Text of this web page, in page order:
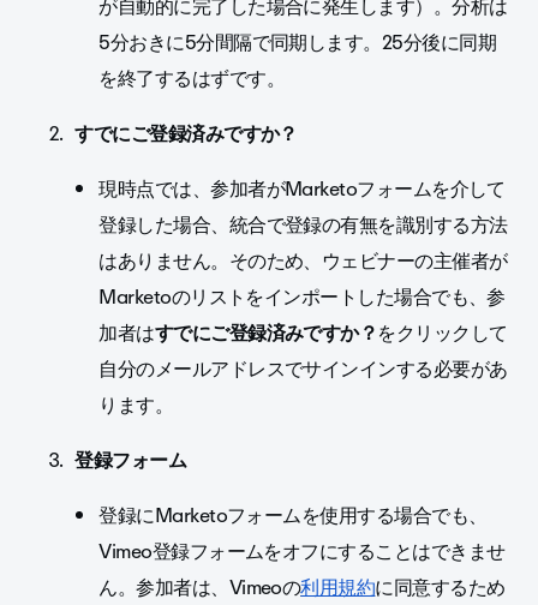
が自動的に完了した場合に発生します）。分析は
5分おきに5分間隔で同期します。25分後に同期
を終了するはずです。
すでにご登録済みですか？
現時点では、参加者がMarketoフォームを介して
登録した場合、統合で登録の有無を識別する方法
はありません。そのため、ウェビナーの主催者が
Marketoのリストをインポートした場合でも、参
加者はすでにご登録済みですか？をクリックして
自分のメールアドレスでサインインする必要があ
ります。
登録フォーム
登録にMarketoフォームを使用する場合でも、
Vimeo登録フォームをオフにすることはできませ
ん。参加者は、Vimeoの利用規約に同意するため